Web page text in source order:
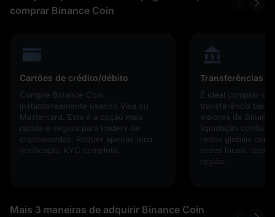
comprar Binance Coin
Cartões de crédito/débito
Compre Binance Coin
instantaneamente usando Visa ou
Mastercard. Esta é a opção mais
rápida e segura para traders de
criptomoedas. Requer apenas uma
verificação KYC completa.
Transferências
É ideal comprar
transferência
maiores de
liquidação
redes globais
redes locais,
região.
Mais 3 maneiras de adquirir Binance Coin